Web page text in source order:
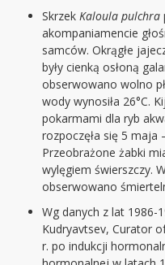
SkrzekKaloula pulchra
akompaniamencie
samców. Okrągłe
były cienką osłoną
obserwowano wolno
wody wynosiła 26°C.
pokarmami dla ryb
rozpoczęła się 5 maja
Przeobrażone żabki
wylęgiem świerszczy.
obserwowano
Wg danych z lat 1986-
Kudryavtsev, Curator
r. po indukcji